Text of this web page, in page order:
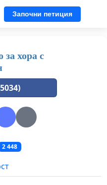
Започни петиция
хора с
2 448